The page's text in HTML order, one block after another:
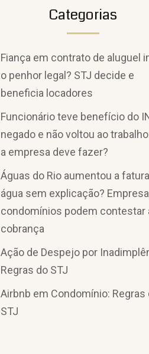
Categorias
Fiança em contrato de aluguel
o penhor legal? STJ decide e
beneficia locadores
Funcionário teve benefício do
negado e não voltou ao
a empresa deve fazer?
Águas do Rio aumentou a
água sem explicação?
condomínios podem contestar
cobrança
Ação de Despejo por
Regras do STJ
Airbnb em Condomínio: Regras
STJ